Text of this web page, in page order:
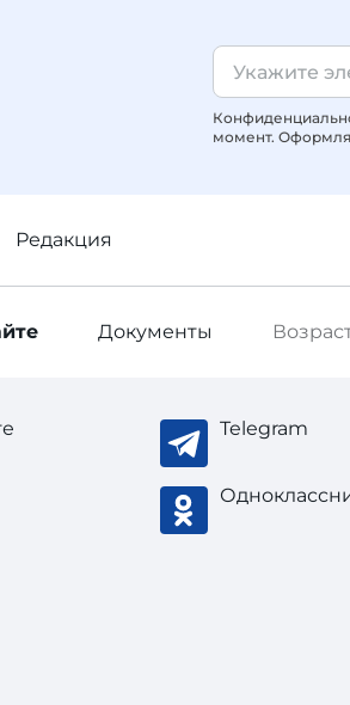
момент.
Редакция
Документы
Telegram